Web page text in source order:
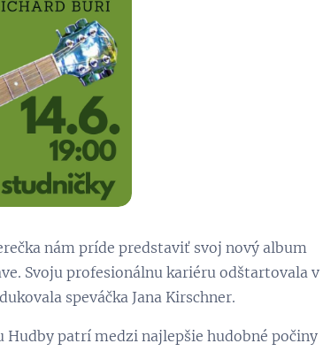
nám príde predstaviť svoj nový album
Svoju profesionálnu kariéru odštartovala v
speváčka Jana Kirschner.
Hudby patrí medzi najlepšie hudobné počiny